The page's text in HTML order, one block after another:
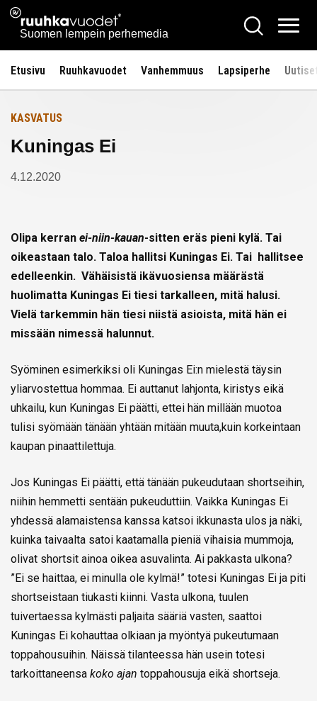
Siirry
sisältöön
Ruuhkavuodet.fi
Suomen lempein perhemedia
Hae
Etusivu Ruuhkavuodet Vanhemmuus Lapsiperhe
Etusivulle
KASVATUS
Kuningas Ei
4.12.2020
Olipa kerran ei-niin-kauan-sitten eräs pieni kylä. Tai
oikeastaan talo. Taloa hallitsi Kuningas Ei. Tai hallitsee
edelleenkin. Vähäisistä ikävuosiensa määrästä
huolimatta Kuningas Ei tiesi tarkalleen, mitä halusi.
Vielä tarkemmin hän tiesi niistä asioista, mitä hän ei
missään nimessä halunnut.
Syöminen esimerkiksi oli Kuningas Ei:n mielestä täysin
yliarvostettua hommaa. Ei auttanut lahjonta, kiristys eikä
uhkailu, kun Kuningas Ei päätti, ettei hän millään muotoa
tulisi syömään tänään yhtään mitään muuta,kuin korkeintaan
kaupan pinaattilettuja.
Jos Kuningas Ei päätti, että tänään pukeudutaan shortseihin,
niihin hemmetti sentään pukeuduttiin. Vaikka Kuningas Ei
yhdessä alamaistensa kanssa katsoi ikkunasta ulos ja näki,
kuinka taivaalta satoi kaatamalla pieniä vihaisia mummoja,
olivat shortsit ainoa oikea asuvalinta. Ai pakkasta ulkona?
”Ei se haittaa, ei minulla ole kylmä!” totesi Kuningas Ei ja piti
shortseistaan tiukasti kiinni. Vasta ulkona, tuulen
tuivertaessa kylmästi paljaita sääriä vasten, saattoi
Kuningas Ei kohauttaa olkiaan ja myöntyä pukeutumaan
toppahousuihin. Näissä tilanteessa hän usein totesi
tarkoittaneensa koko ajan toppahousuja eikä shortseja.